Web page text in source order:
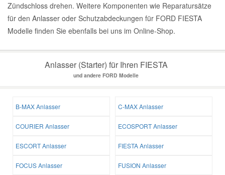
Zündschloss drehen. Weitere Komponenten wie Reparatursätze
für den Anlasser oder Schutzabdeckungen für FORD FIESTA
Modelle finden Sie ebenfalls bei uns im Online-Shop.
Anlasser (Starter) für Ihren FIESTA
und andere FORD Modelle
B-MAX Anlasser C-MAX Anlasser
COURIER Anlasser ECOSPORT Anlasser
ESCORT Anlasser FIESTA Anlasser
FOCUS Anlasser FUSION Anlasser